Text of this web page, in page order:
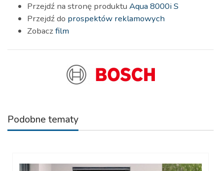
Przejdź na stronę produktu Aqua 8000i S
Przejdź do prospektów reklamowych
Zobaczfilm
Podobne tematy